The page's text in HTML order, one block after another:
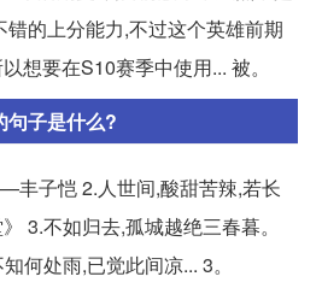
的上分能力,不过这个英雄前期
想要在S10赛季中使用... 被。
句子是什么?
子恺 2.人世间,酸甜苦辣,若长
3.不如归去,孤城越绝三春暮。
处雨,已觉此间凉... 3。